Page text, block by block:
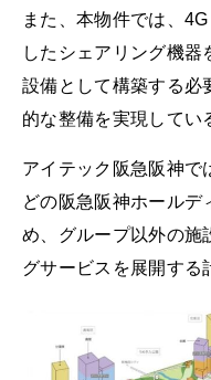
また、本物件では、
したシェアリング機器
設備として構築する必
的な整備を実現してい
アイテック阪急阪神で
どの阪急阪神ホールデ
め、グループ以外の施
グサービスを展開する